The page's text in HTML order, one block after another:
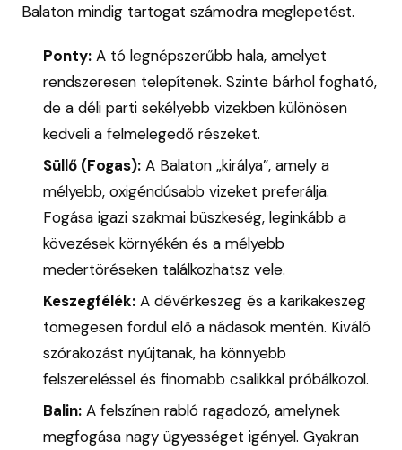
Balaton mindig tartogat számodra meglepetést.
Ponty: A tó legnépszerűbb hala, amelyet
rendszeresen telepítenek. Szinte bárhol fogható,
de a déli parti sekélyebb vizekben különösen
kedveli a felmelegedő részeket.
Süllő (Fogas): A Balaton „királya”, amely a
mélyebb, oxigéndúsabb vizeket preferálja.
Fogása igazi szakmai büszkeség, leginkább a
kövezések környékén és a mélyebb
medertöréseken találkozhatsz vele.
Keszegfélék: A dévérkeszeg és a karikakeszeg
tömegesen fordul elő a nádasok mentén. Kiváló
szórakozást nyújtanak, ha könnyebb
felszereléssel és finomabb csalikkal próbálkozol.
Balin: A felszínen rabló ragadozó, amelynek
megfogása nagy ügyességet igényel. Gyakran